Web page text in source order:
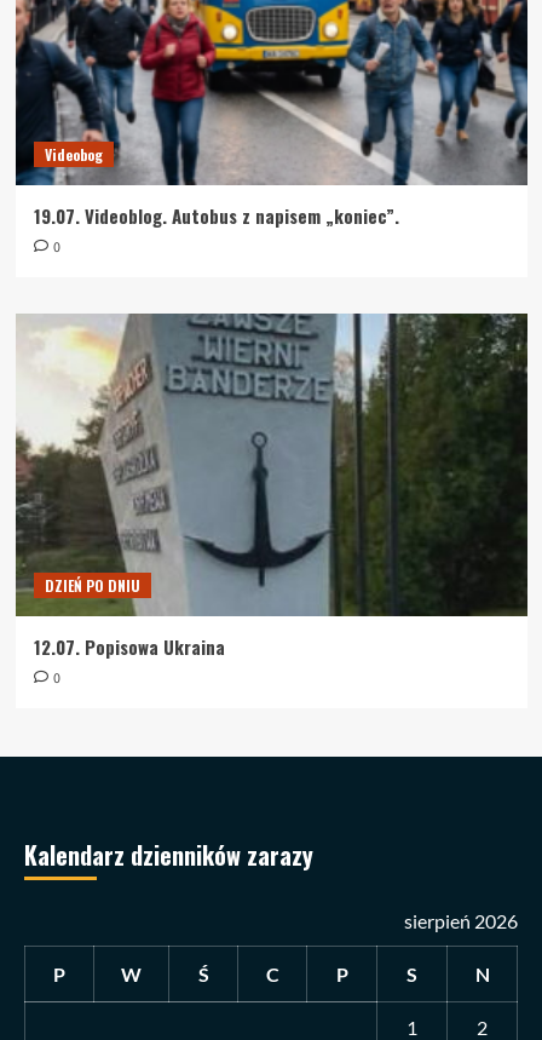
Videobog
19.07. Videoblog. Autobus z napisem „koniec”.
0
DZIEŃ PO DNIU
12.07. Popisowa Ukraina
0
Kalendarz dzienników zarazy
sierpień 2026
P W Ś C P S N
1 2